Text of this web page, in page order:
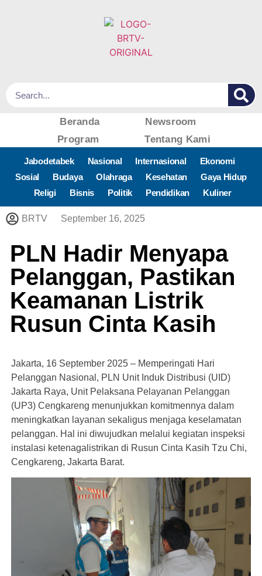
Beranda
Newsroom
Program
Tentang Kami
Jabodetabek Nasional Internasional
Ekonomi
Sosial
Budaya Olahraga Kesehatan
Gaya Hidup
Religi
Bisnis Politik Pendidikan Kuliner
BRTV September 16, 2025
PLN Hadir Menyapa
Pelanggan, Pastikan
Keamanan Listrik
Rusun Cinta Kasih
Jakarta, 16 September 2025 – Memperingati Hari
Pelanggan Nasional, PLN Unit Induk Distribusi (UID)
Jakarta Raya, Unit Pelaksana Pelayanan Pelanggan
(UP3) Cengkareng menunjukkan komitmennya dalam
meningkatkan layanan sekaligus menjaga keselamatan
pelanggan. Hal ini diwujudkan melalui kegiatan inspeksi
instalasi ketenagalistrikan di Rusun Cinta Kasih Tzu Chi,
Cengkareng, Jakarta Barat.